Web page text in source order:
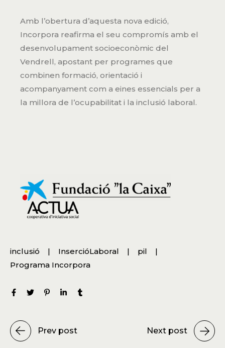
Amb l’obertura d’aquesta nova edició,
Incorpora reafirma el seu compromís amb el
desenvolupament socioeconòmic del
Vendrell, apostant per programes que
combinen formació, orientació i
acompanyament com a eines essencials per a
la millora de l’ocupabilitat i la inclusió laboral.
inclusió InsercióLaboral
pil
Programa Incorpora
Prev post Next post